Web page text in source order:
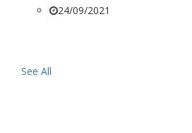
24/09/2021
See All